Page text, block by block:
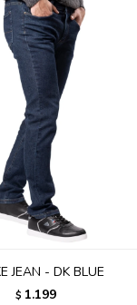
JEAN - DK BLUE
$ 1.199